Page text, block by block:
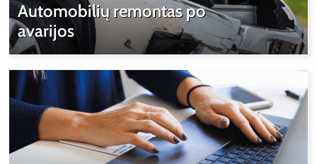
Automobilių remontas po
avarijos